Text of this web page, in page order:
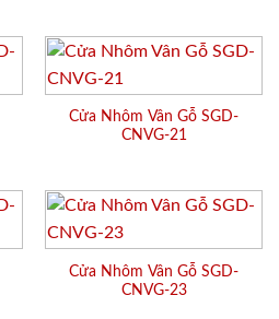
Cửa Nhôm Vân Gỗ SGD-
CNVG-21
Cửa Nhôm Vân Gỗ SGD-
CNVG-23